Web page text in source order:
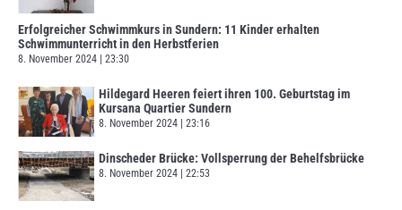
Erfolgreicher Schwimmkurs in Sundern: 11 Kinder erhalten
Schwimmunterricht in den Herbstferien
8. November 2024 23:30
Hildegard Heeren feiert ihren 100. Geburtstag im
Kursana Quartier Sundern
8. November 2024 23:16
Dinscheder Brücke: Vollsperrung der Behelfsbrücke
8. November 2024 22:53